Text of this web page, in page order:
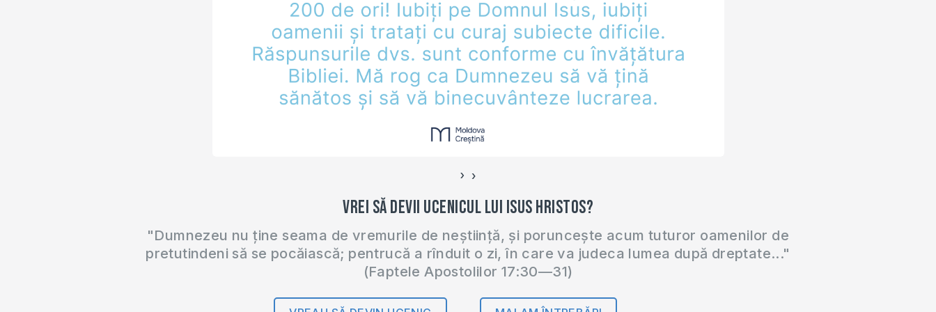
‹ ›
Vrei să devii ucenicul lui Isus Hristos?
"Dumnezeu nu ține seama de vremurile de neștiință, și poruncește acum tuturor oamenilor de
pretutindeni să se pocăiască; pentrucă a rînduit o zi, în care va judeca lumea după dreptate..."
(Faptele Apostolilor 17:30—31)